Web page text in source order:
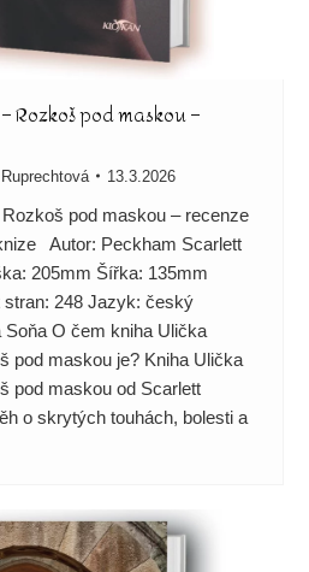
Rozkoš pod maskou –
13.3.2026
pod maskou – recenze
Autor: Peckham Scarlett
205mm Šířka: 135mm
248 Jazyk: český
Soňa O čem kniha Ulička
pod maskou je? Kniha Ulička
pod maskou od Scarlett
o skrytých touhách, bolesti a